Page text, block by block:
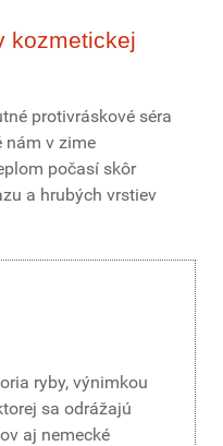
kozmetickej
protivráskové séra
nám v zime
počasí skôr
a hrubých vrstiev
ryby, výnimkou
sa odrážajú
aj nemecké